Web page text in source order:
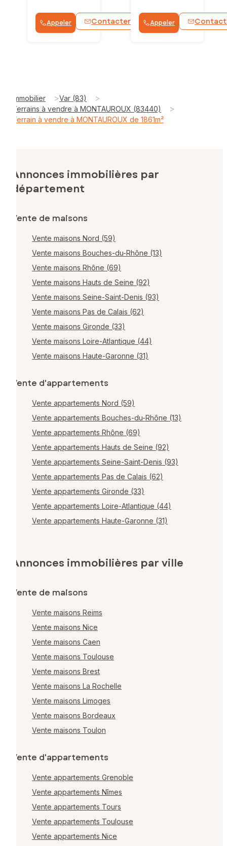
Appeler Contacter WhatsApp
Appeler
Immobilier >Var (83) >
Terrains à vendre à MONTAUROUX (83440) >
Terrain à vendre à MONTAUROUX de 1861m²
Annonces immobilières par
département
Vente de maisons
Vente maisons Nord (59)
Vente maisons Bouches-du-Rhône (13)
Vente maisons Rhône (69)
Vente maisons Hauts de Seine (92)
Vente maisons Seine-Saint-Denis (93)
Vente maisons Pas de Calais (62)
Vente maisons Gironde (33)
Vente maisons Loire-Atlantique (44)
Vente maisons Haute-Garonne (31)
Vente d'appartements
Vente appartements Nord (59)
Vente appartements Bouches-du-Rhône (13)
Vente appartements Rhône (69)
Vente appartements Hauts de Seine (92)
Vente appartements Seine-Saint-Denis (93)
Vente appartements Pas de Calais (62)
Vente appartements Gironde (33)
Vente appartements Loire-Atlantique (44)
Vente appartements Haute-Garonne (31)
Annonces immobilières par ville
Vente de maisons
Vente maisons Reims
Vente maisons Nice
Vente maisons Caen
Vente maisons Toulouse
Vente maisons Brest
Vente maisons La Rochelle
Vente maisons Limoges
Vente maisons Bordeaux
Vente maisons Toulon
Vente d'appartements
Vente appartements Grenoble
Vente appartements Nîmes
Vente appartements Tours
Vente appartements Toulouse
Vente appartements Nice